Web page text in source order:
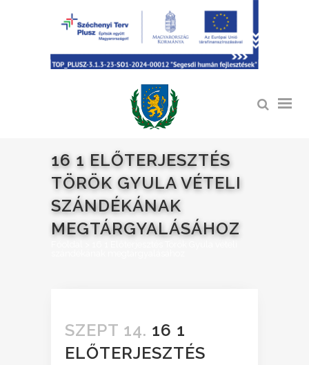
16 1 ELŐTERJESZTÉS
TÖRÖK GYULA VÉTELI
SZÁNDÉKÁNAK
MEGTÁRGYALÁSÁHOZ
SZEPT 14. 16 1
ELŐTERJESZTÉS